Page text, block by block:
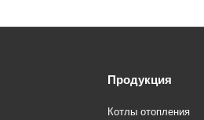
Продукция
Котлы отопления